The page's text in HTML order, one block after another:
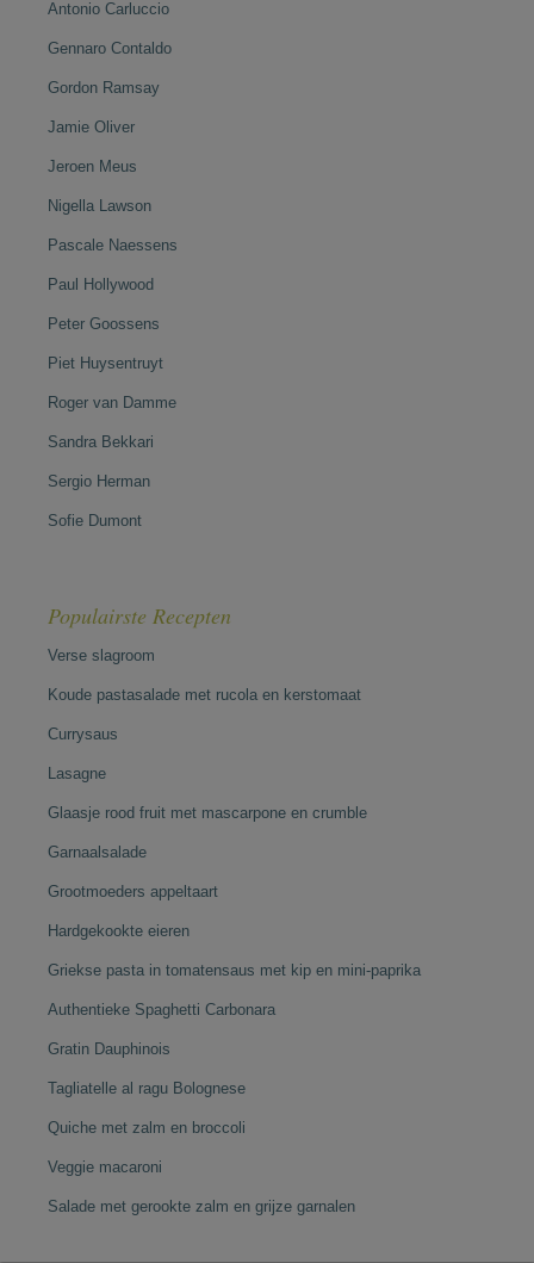
Antonio Carluccio
Gennaro Contaldo
Gordon Ramsay
Jamie Oliver
Jeroen Meus
Nigella Lawson
Pascale Naessens
Paul Hollywood
Peter Goossens
Piet Huysentruyt
Roger van Damme
Sandra Bekkari
Sergio Herman
Sofie Dumont
Populairste Recepten
Verse slagroom
Koude pastasalade met rucola en kerstomaat
Currysaus
Lasagne
Glaasje rood fruit met mascarpone en crumble
Garnaalsalade
Grootmoeders appeltaart
Hardgekookte eieren
Griekse pasta in tomatensaus met kip en mini-paprika
Authentieke Spaghetti Carbonara
Gratin Dauphinois
Tagliatelle al ragu Bolognese
Quiche met zalm en broccoli
Veggie macaroni
Salade met gerookte zalm en grijze garnalen